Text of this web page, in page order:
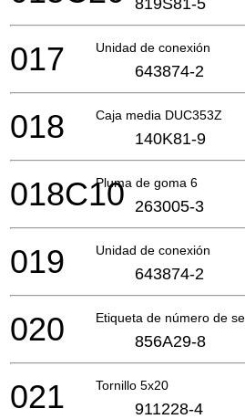
Unidad de conexión
017 643874-2
Caja media DUC353Z
018 140K81-9
Pluma de goma 6
018C10 263005-3
Unidad de conexión
019 643874-2
Etiqueta de número de
020 856A29-8
Tornillo 5x20
021 911228-4